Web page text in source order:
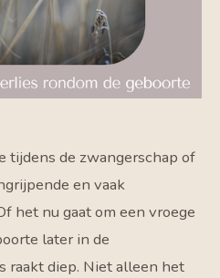
tijdens de zwangerschap of
en vaak
het nu gaat om een vroege
later in de
raakt diep. Niet alleen het